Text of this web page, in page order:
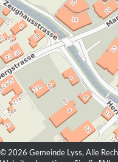
© 2026 Gemeinde Lyss, Alle